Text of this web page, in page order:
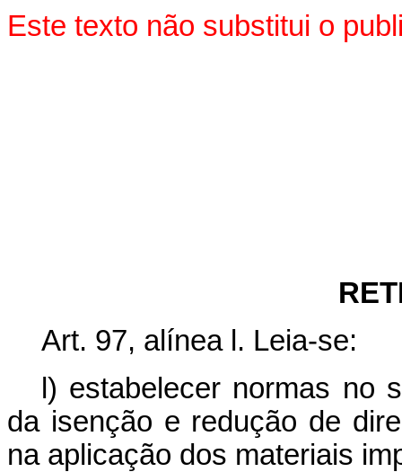
Este texto não substitui o
Art. 97, alínea l. Leia-se:
l) estabelecer normas no
da isenção e redução de
na aplicação dos materiais